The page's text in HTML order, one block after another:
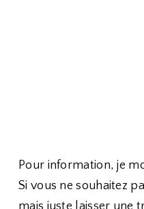
Pour information, je
Si vous ne souhaitez
mais juste laisser une